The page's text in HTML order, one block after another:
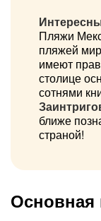
Пляжи
пляжей
имеют
столице
сотнями
ближе
страной!
Основная